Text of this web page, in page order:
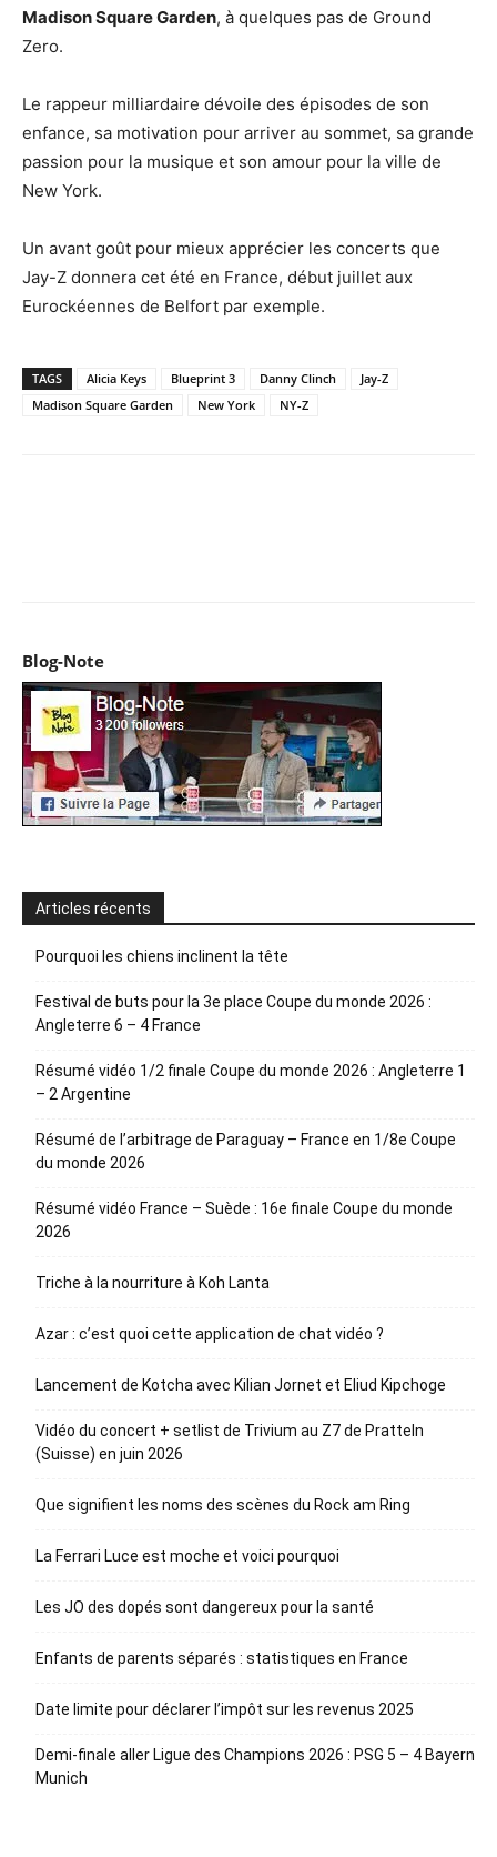
Madison Square Garden, à quelques pas de Ground
Zero.
Le rappeur milliardaire dévoile des épisodes de son
enfance, sa motivation pour arriver au sommet, sa grande
passion pour la musique et son amour pour la ville de
New York.
Un avant goût pour mieux apprécier les concerts que
Jay-Z donnera cet été en France, début juillet aux
Eurockéennes de Belfort par exemple.
TAGS Alicia Keys Blueprint 3 Danny Clinch
Jay-Z
Madison Square Garden
New York NY-Z
Blog-Note
Articles récents
Pourquoi les chiens inclinent la tête
Festival de buts pour la 3e place Coupe du monde 2026 :
Angleterre 6 – 4 France
Résumé vidéo 1/2 finale Coupe du monde 2026 : Angleterre 1
– 2 Argentine
Résumé de l’arbitrage de Paraguay – France en 1/8e Coupe
du monde 2026
Résumé vidéo France – Suède : 16e finale Coupe du monde
2026
Triche à la nourriture à Koh Lanta
Azar : c’est quoi cette application de chat vidéo ?
Lancement de Kotcha avec Kilian Jornet et Eliud Kipchoge
Vidéo du concert + setlist de Trivium au Z7 de Pratteln
(Suisse) en juin 2026
Que signifient les noms des scènes du Rock am Ring
La Ferrari Luce est moche et voici pourquoi
Les JO des dopés sont dangereux pour la santé
Enfants de parents séparés : statistiques en France
Date limite pour déclarer l’impôt sur les revenus 2025
Demi-finale aller Ligue des Champions 2026 : PSG 5 – 4 Bayern
Munich